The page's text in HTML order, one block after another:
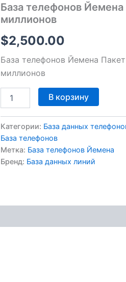
База телефонов Йемена
миллионов
$2,500.00
База телефонов Йемена
миллионов
3
миллионов
В корзину
Категории: База данных
База телефонов
Метка: База телефонов Йемена
Бренд: База данных линий